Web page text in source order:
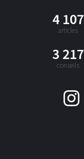
4 107
articles
3 217
conseils